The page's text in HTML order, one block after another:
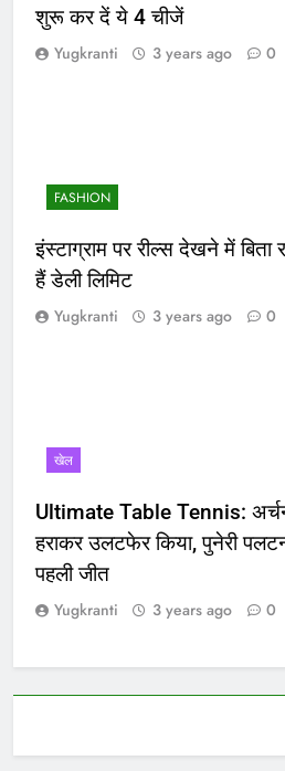
शुरू कर दें ये 4 चीजें
Yugkranti 3 years ago 0
FASHION
इंस्टाग्राम पर रील्स देखने में
हैं डेली लिमिट
Yugkranti 3 years ago 0
खेल
Ultimate Table Tennis:
हराकर उलटफेर किया, पुनेरी
पहली जीत
Yugkranti 3 years ago 0